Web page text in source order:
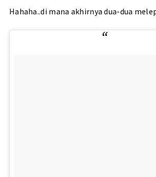
Hahaha..di mana akhirnya dua-dua